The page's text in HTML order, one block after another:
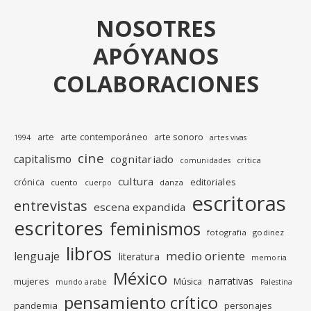
NOSOTRES
APÓYANOS
COLABORACIONES
1994 arte arte contemporáneo arte sonoro artes vivas
capitalismo cine cognitariado comunidades crítica
crónica cuento cuerpo cultura danza editoriales
entrevistas escena expandida escritoras
escritores feminismos fotografia godinez
lenguaje libros literatura medio oriente memoria
mujeres mundo arabe México Música narrativas Palestina
pandemia pensamiento crítico personajes